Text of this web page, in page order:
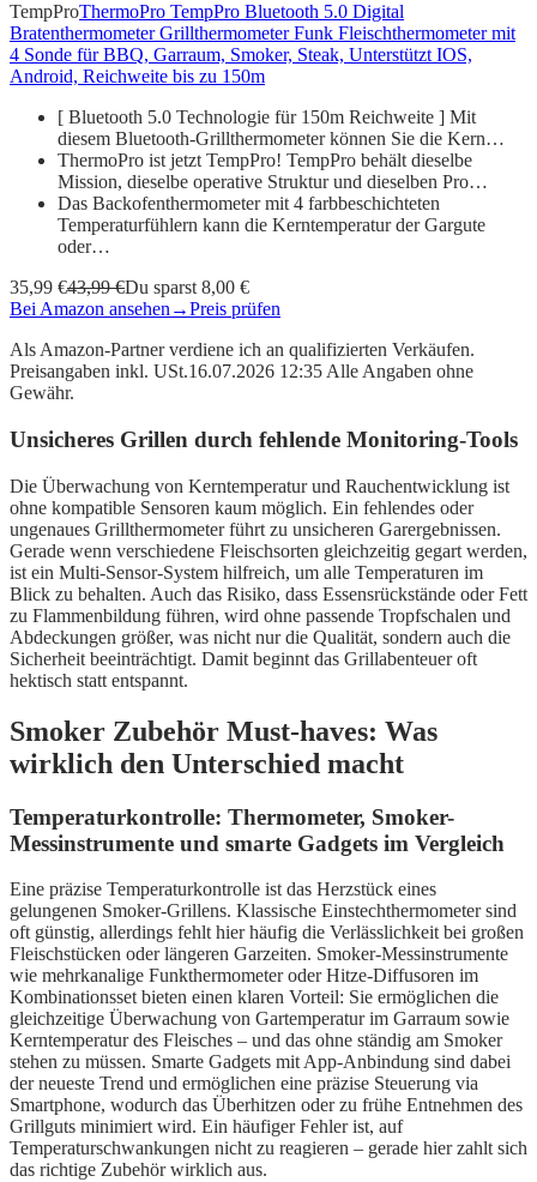
TempProThermoPro TempPro Bluetooth 5.0 Digital
Bratenthermometer Grillthermometer Funk Fleischthermometer mit
4 Sonde für BBQ, Garraum, Smoker, Steak, Unterstützt IOS,
Android, Reichweite bis zu 150m
[ Bluetooth 5.0 Technologie für 150m Reichweite ] Mit
diesem Bluetooth-Grillthermometer können Sie die Kern…
ThermoPro ist jetzt TempPro! TempPro behält dieselbe
Mission, dieselbe operative Struktur und dieselben Pro…
Das Backofenthermometer mit 4 farbbeschichteten
Temperaturfühlern kann die Kerntemperatur der Gargute
oder…
35,99 €43,99 €Du sparst 8,00 €
Bei Amazon ansehen →Preis prüfen
Als Amazon-Partner verdiene ich an qualifizierten Verkäufen.
Preisangaben inkl. USt.16.07.2026 12:35 Alle Angaben ohne
Gewähr.
Unsicheres Grillen durch fehlende Monitoring-Tools
Die Überwachung von Kerntemperatur und Rauchentwicklung ist
ohne kompatible Sensoren kaum möglich. Ein fehlendes oder
ungenaues Grillthermometer führt zu unsicheren Garergebnissen.
Gerade wenn verschiedene Fleischsorten gleichzeitig gegart werden,
ist ein Multi-Sensor-System hilfreich, um alle Temperaturen im
Blick zu behalten. Auch das Risiko, dass Essensrückstände oder Fett
zu Flammenbildung führen, wird ohne passende Tropfschalen und
Abdeckungen größer, was nicht nur die Qualität, sondern auch die
Sicherheit beeinträchtigt. Damit beginnt das Grillabenteuer oft
hektisch statt entspannt.
Smoker Zubehör Must-haves: Was
wirklich den Unterschied macht
Temperaturkontrolle: Thermometer, Smoker-
Messinstrumente und smarte Gadgets im Vergleich
Eine präzise Temperaturkontrolle ist das Herzstück eines
gelungenen Smoker-Grillens. Klassische Einstechthermometer sind
oft günstig, allerdings fehlt hier häufig die Verlässlichkeit bei großen
Fleischstücken oder längeren Garzeiten. Smoker-Messinstrumente
wie mehrkanalige Funkthermometer oder Hitze-Diffusoren im
Kombinationsset bieten einen klaren Vorteil: Sie ermöglichen die
gleichzeitige Überwachung von Gartemperatur im Garraum sowie
Kerntemperatur des Fleisches – und das ohne ständig am Smoker
stehen zu müssen. Smarte Gadgets mit App-Anbindung sind dabei
der neueste Trend und ermöglichen eine präzise Steuerung via
Smartphone, wodurch das Überhitzen oder zu frühe Entnehmen des
Grillguts minimiert wird. Ein häufiger Fehler ist, auf
Temperaturschwankungen nicht zu reagieren – gerade hier zahlt sich
das richtige Zubehör wirklich aus.